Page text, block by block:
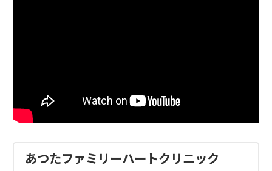
あつたファミリーハートクリニック